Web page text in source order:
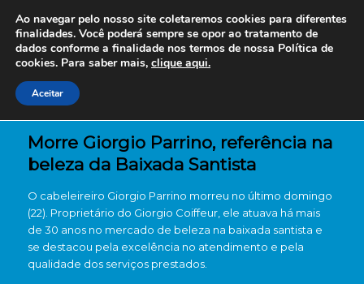
Morre Giorgio Parrino, referência na
beleza da Baixada Santista
O cabeleireiro Giorgio Parrino morreu no último domingo
(22). Proprietário do Giorgio Coiffeur, ele atuava há mais
de 30 anos no mercado de beleza na baixada santista e
se destacou pela excelência no atendimento e pela
qualidade dos serviços prestados.
Ao navegar pelo nosso site coletaremos cookies para diferentes
finalidades. Você poderá sempre se opor ao tratamento de
dados conforme a finalidade nos termos de nossa Política de
cookies. Para saber mais, clique aqui.
Aceitar